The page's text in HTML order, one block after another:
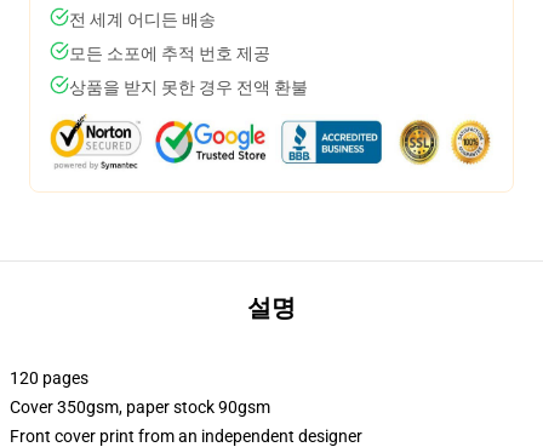
전 세계 어디든 배송
모든 소포에 추적 번호 제공
상품을 받지 못한 경우 전액 환불
설명
120 pages
Cover 350gsm, paper stock 90gsm
Front cover print from an independent designer